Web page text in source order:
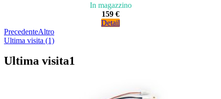
In magazzino
159 €
Detail
PrecedenteAltro
Ultima visita (1)
Ultima visita1